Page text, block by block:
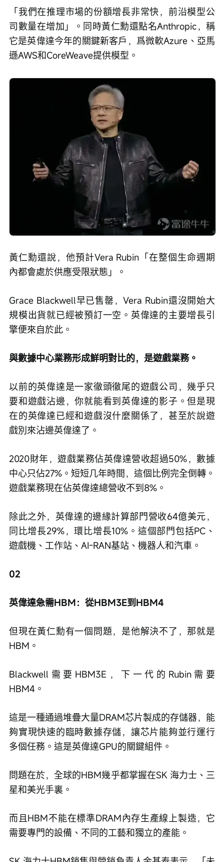
「我們在推理市場的份額增長非常快，前沿模型公
司數量在增加」。同時黃仁勳還點名Anthropic，稱
它是英偉達今年的關鍵新客戶，爲微軟Azure、亞馬
遜AWS和CoreWeave提供模型。
黃仁勳還說，他預計Vera Rubin「在整個生命週期
內都會處於供應受限狀態」。
Grace Blackwell早已售罄，Vera Rubin還沒開始大
規模出貨就已經被預訂一空。英偉達的主要增長引
擎便來自於此。
與數據中心業務形成鮮明對比的，是遊戲業務。
以前的英偉達是一家徹頭徹尾的遊戲公司，幾乎只
要和遊戲沾邊，你就能看到英偉達的影子。但是現
在的英偉達已經和遊戲沒什麼關係了，甚至於說遊
戲別來沾邊英偉達了。
2020財年，遊戲業務佔英偉達營收超過50%，數據
中心只佔27%。短短几年時間，這個比例完全倒轉。
遊戲業務現在佔英偉達總營收不到8%。
除此之外，英偉達的邊緣計算部門營收64億美元，
同比增長29%，環比增長10%。這個部門包括PC、
遊戲機、工作站、AI-RAN基站、機器人和汽車。
02
英偉達急需HBM：從HBM3E到HBM4
但現在黃仁勳有一個問題，是他解決不了，那就是
HBM。
Blackwell需要HBM3E，下一代的Rubin需要
HBM4。
這是一種通過堆疊大量DRAM芯片製成的存儲器，能
夠實現快速的臨時數據存儲，讓芯片能夠並行運行
多個任務。這是英偉達GPU的關鍵組件。
問題在於，全球的HBM幾乎都掌握在SK 海力士、三
星和美光手裏。
而且HBM不能在標準DRAM內存生產線上製造，它
需要專門的設備、不同的工藝和獨立的產能。